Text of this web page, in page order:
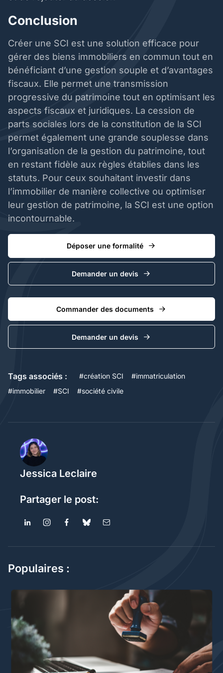
Conclusion
Créer une SCI est une solution efficace pour
gérer des biens immobiliers en commun tout en
bénéficiant d’une gestion souple et d’avantages
fiscaux. Elle permet une transmission
progressive du patrimoine tout en optimisant les
aspects fiscaux et juridiques. La cession de
parts sociales lors de la constitution de la SCI
permet également une grande souplesse dans
l’organisation de la gestion du patrimoine, tout
en restant fidèle aux règles établies dans les
statuts. Pour ceux souhaitant investir dans
l’immobilier de manière collective ou optimiser
leur gestion de patrimoine, la SCI est une option
incontournable.
Déposer une formalité
Demander un devis
Commander des documents
Demander un devis
Tags associés : #création SCI #immatriculation
#immobilier #SCI #société civile
Jessica Leclaire
Partager le post:
Populaires :